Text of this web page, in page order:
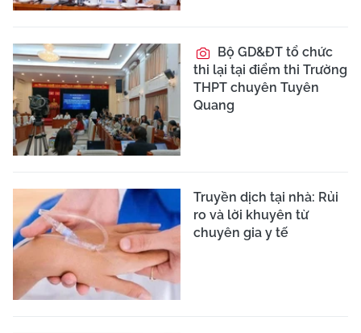
Bộ GD&ĐT tổ chức
thi lại tại điểm thi Trường
THPT chuyên Tuyên
Quang
Truyền dịch tại nhà: Rủi
ro và lời khuyên từ
chuyên gia y tế